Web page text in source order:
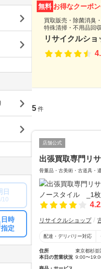
無料 お得なクーポ
買取販売・除菌消臭
特殊清掃・不用品回
リサイクルシ
5 件
店舗公式
出張買取専門リ
骨董品・古美術・古道具・
リサイクルショップ
配達・デリバリー対応
住所
東京都杉
本日の営業状況 9:00〜
日
10
日時
指定